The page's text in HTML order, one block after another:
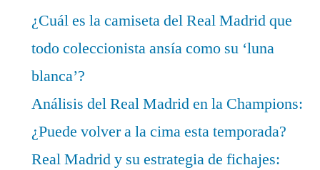
¿Cuál es la camiseta del Real Madrid que
todo coleccionista ansía como su ‘luna
blanca’?
Análisis del Real Madrid en la Champions:
¿Puede volver a la cima esta temporada?
Real Madrid y su estrategia de fichajes: